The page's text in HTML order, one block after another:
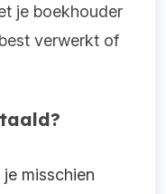
je boekhouder
verwerkt of
misschien